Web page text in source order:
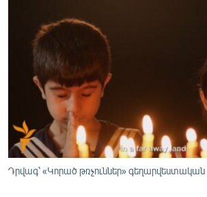
ՏԱՐԱԾԱՇՐՋԱՆ
ՄԻՋԱԶԳԱՅԻՆ
ՄՇԱԿՈՒՅԹ
ՍՊՈՐՏ
ՄԵԿՆԱԲԱՆՈՒԹՅՈՒՆ
ՏՏ ԵՒ ԻՆՏԵՐՆԵՏ
Դրվագ՝ «Կորած թռչուններ» գեղարվեստական